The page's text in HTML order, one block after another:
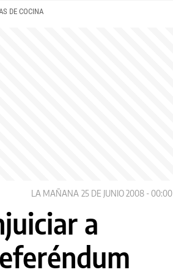
DE COCINA
LA MAÑANA 25 DE JUNIO 2008 - 00:00
a